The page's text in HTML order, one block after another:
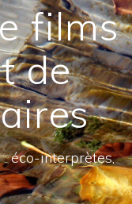
films
de
: éco-interprètes,